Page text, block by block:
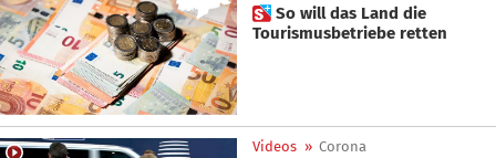
 So will das Land die
Tourismusbetriebe retten
Videos » Corona